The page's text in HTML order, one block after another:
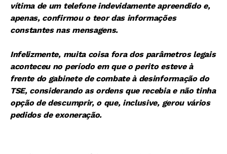
vítima de um telefone indevidamente apreendido e,
apenas, confirmou o teor das informações
constantes nas mensagens.
Infelizmente, muita coisa fora dos parâmetros legais
aconteceu no período em que o perito esteve à
frente do gabinete de combate à desinformação do
TSE, considerando as ordens que recebia e não tinha
opção de descumprir, o que, inclusive, gerou vários
pedidos de exoneração.